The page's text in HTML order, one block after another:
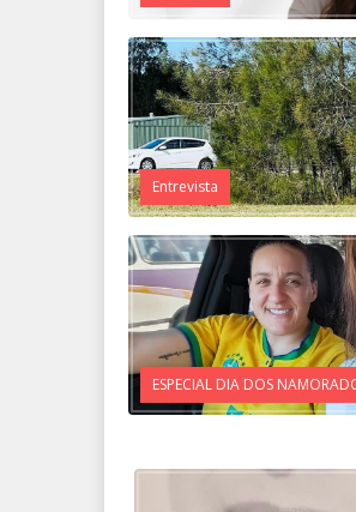
Entrevista
ESPECIAL DIA DOS